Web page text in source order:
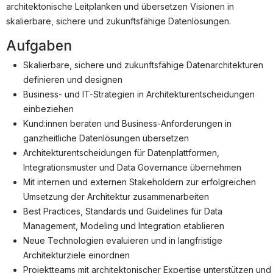
architektonische Leitplanken und übersetzen Visionen in
skalierbare, sichere und zukunftsfähige Datenlösungen.
Aufgaben
Skalierbare, sichere und zukunftsfähige Datenarchitekturen
definieren und designen
Business- und IT-Strategien in Architekturentscheidungen
einbeziehen
Kund:innen beraten und Business-Anforderungen in
ganzheitliche Datenlösungen übersetzen
Architekturentscheidungen für Datenplattformen,
Integrationsmuster und Data Governance übernehmen
Mit internen und externen Stakeholdern zur erfolgreichen
Umsetzung der Architektur zusammenarbeiten
Best Practices, Standards und Guidelines für Data
Management, Modeling und Integration etablieren
Neue Technologien evaluieren und in langfristige
Architekturziele einordnen
Projektteams mit architektonischer Expertise unterstützen und
Systemstatus
Jobs
Jobkategorien
Berufsfelder
Für Unternehmen
Kandidaten finden
Inserat buchen
informatikjobs.at 2026ImpressumAGBDatenschutz
Cookie-Einstellungen